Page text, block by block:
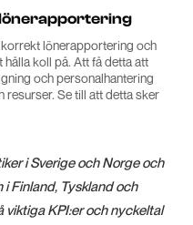
lönerapportering och
koll på. Att få detta att
och personalhantering
Se till att detta sker
i Sverige och Norge och
Finland, Tyskland och
viktiga KPI:er och nyckeltal